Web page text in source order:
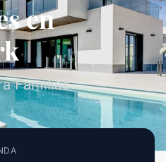
en
Familias